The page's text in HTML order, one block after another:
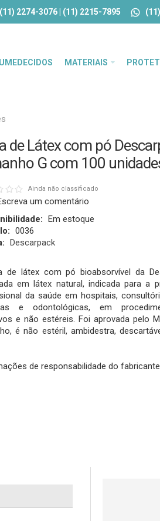
(11) 2274-3076 | (11) 2215-7895
MATERIAIS
de Látex com pó
G com 100
Ainda não classificado
um comentário
Em estoque
0036
Descarpack
de látex com pó bioabsorvível da
em látex natural, indicada para a
da saúde em hospitais,
e odontológicas, em
e não estéreis. Foi aprovada pelo
é não estéril, ambidestra,
de responsabilidade do